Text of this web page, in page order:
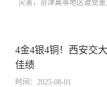
灾害，京津冀等地区遭受
记、有序开展。7月30日，
性及具体实施方案，当天
月31日，学生党支部将募集
4金4银4铜！西安交
佳绩
时间：2025-08-01